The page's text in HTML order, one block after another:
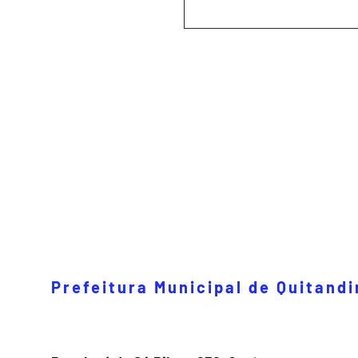
Prefeitura Municipal de